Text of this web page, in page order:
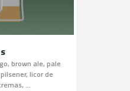
brown ale, pale
licor de
…